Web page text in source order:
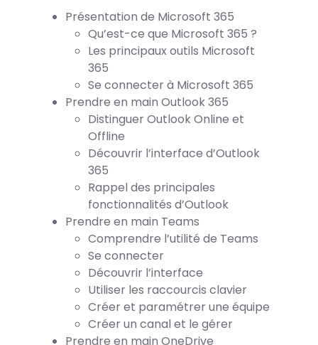
Présentation de Microsoft 365
Qu’est-ce que Microsoft 365 ?
Les principaux outils Microsoft
365
Se connecter à Microsoft 365
Prendre en main Outlook 365
Distinguer Outlook Online et
Offline
Découvrir l’interface d’Outlook
365
Rappel des principales
fonctionnalités d’Outlook
Prendre en main Teams
Comprendre l’utilité de Teams
Se connecter
Découvrir l’interface
Utiliser les raccourcis clavier
Créer et paramétrer une équipe
Créer un canal et le gérer
Prendre en main OneDrive